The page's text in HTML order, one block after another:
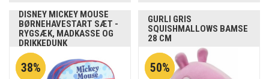
DISNEY MICKEY MOUSE
BØRNEHAVESTART SÆT -
RYGSÆK, MADKASSE OG
DRIKKEDUNK
38%
GURLI GRIS
SQUISHMALLOWS BAMSE
28 CM
50%